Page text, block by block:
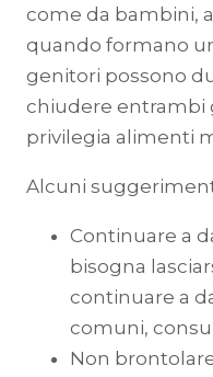
come da bambini,
quando formano
genitori possono
chiudere entrambi
privilegia alimenti
Alcuni
Continuare a
bisogna
continuare a
comuni,
Non